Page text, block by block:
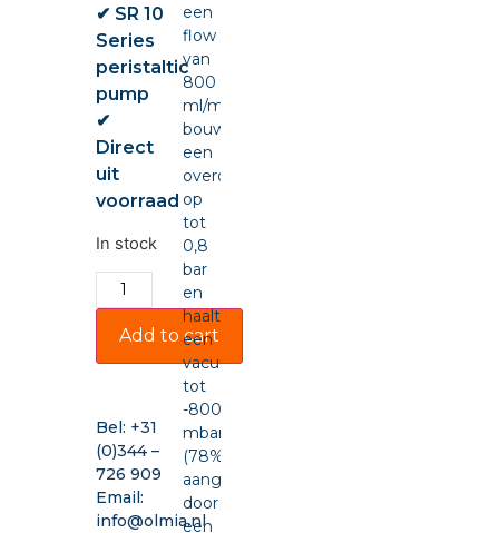
✔ SR 10
Series
peristaltic
pump
✔
Direct
uit
voorraad
In stock
Add to cart
Bel: +31
(0)344 –
726 909
Email:
info@olmia.nl
een
flow
van
800
ml/min,
bouwt
een
overdruk
op
tot
0,8
bar
en
haalt
een
vacuüm
tot
-800
mbar
(78%),
aangedreven
door
een